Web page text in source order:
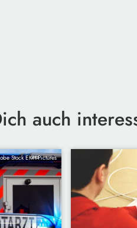
auch
Stock EKH-Pictures